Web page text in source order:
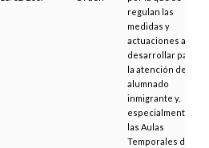
regulan las
medidas y
actuaciones a
desarrollar para
la atención del
alumnado
inmigrante y,
especialmente,
las Aulas
Temporales de